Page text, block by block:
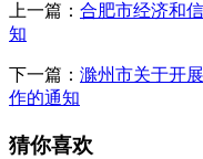
上一篇： 合肥市经济和
知
下一篇： 滁州市关于开
作的通知
猜你喜欢